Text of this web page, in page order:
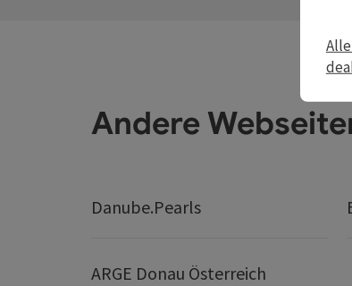
Andere
Danube.Pearls
ARGE Donau Österreich